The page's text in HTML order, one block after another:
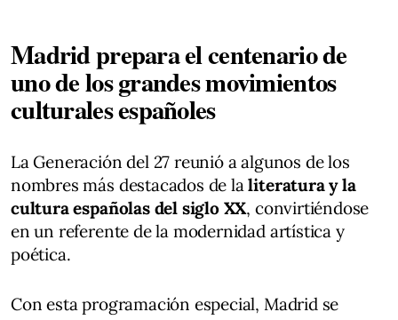
Madrid prepara el centenario de
uno de los grandes movimientos
culturales españoles
La Generación del 27 reunió a algunos de los
nombres más destacados de la literatura y la
cultura españolas del siglo XX, convirtiéndose
en un referente de la modernidad artística y
poética.
Con esta programación especial, Madrid se